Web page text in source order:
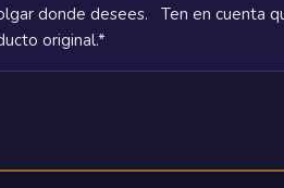
donde desees. Ten en cuenta
original.*